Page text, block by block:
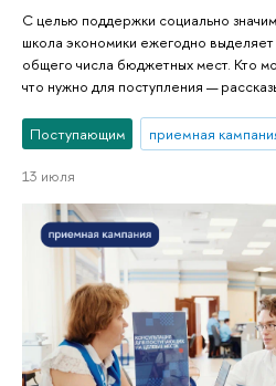
С целью поддержки социально
школа экономики ежегодно
общего числа бюджетных мест. Кто
что нужно для поступления —
Поступающим приемная
13 июля